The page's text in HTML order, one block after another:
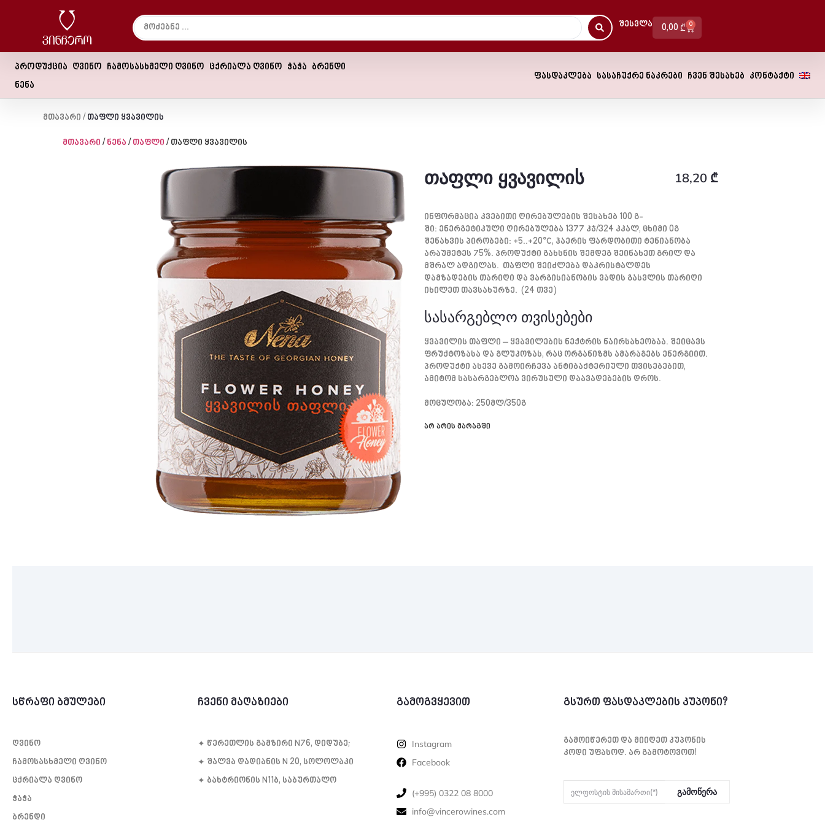
Შესვლა 0,00 ₾ 0
პროდუქცია ღვინო ჩამოსასხმელი ღვინო ცქრიალა ღვინო ჭაჭა ბრენდი
ნენა
ფასდაკლება სასაჩუქრე ნაკრები ჩვენ შესახებ კონტაქტი
Მთავარი / Თაფლი Ყვავილის
მთავარი / ნენა / თაფლი / თაფლი ყვავილის
თაფლი ყვავილის 18,20 ₾
Ინფორმაცია Კვებითი Ღირებულების Შესახებ 100 Გ-
Ში: Ენერგეტიკული Ღირებულება 1377 Კჯ/324 Კკალ, Ცხიმი 0გ
Შენახვის Პირობები: +5..+20°C, Ჰაერის Ფარდობითი Ტენიანობა
Არაუმეტეს 75%. Პროდუქტი Გახსნის Შემდეგ Შეინახეთ Გრილ Და
Მშრალ Ადგილას. Თაფლი Შეიძლება Დაკრისტალდეს
Დამზადების Თარიღი Და Ვარგისიანობის Ვადის Გასვლის Თარიღი
Იხილეთ Თავსახურზე. (24 Თვე)
Სასარგებლო Თვისებები
Ყვავილის Თაფლი – Ყვავილების Ნექტრის Ნაირსახეობაა. Შეიცავს
Ფრუქტოზასა Და Გლუკოზას, Რაც Ორგანიზმს Ამარაგებს Ენერგიით.
Პროდუქტი Ასევე Გამოირჩევა Ანტიბაქტერიული Თვისებებით,
Ამიტომ Სასარგებლოა Ვირუსული Დაავადებების Დროს.
Მოცულობა: 250მლ/350გ
არ არის მარაგში
სწრაფი ბმულები
ღვინო
ჩამოსასხმელი ღვინო
ცქრიალა ღვინო
ჭაჭა
ბრენდი
ჩვენი მაღაზიები
✦ წე­რეთ­ლის გამ­ზი­რი N76, დი­დუ­ბე;
✦ შალვა დადიანის N 20, სოლოლაკი
✦ ბახტრიონის N11ბ, საბურთალო
გამოგვყევით
Instagram
Facebook
‪(+995) 0322 08 8000‬‬
info@vincerowines.com
გსურთ ფასდაკლების კუპონი?
Გამოიწერეთ Და Მიიღეთ Კუპონის
Კოდი Უფასოდ. Არ Გამოტოვოთ!
Გამოწერა